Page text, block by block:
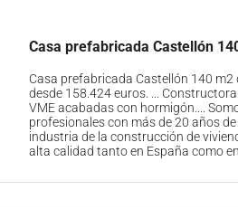
Casa prefabricada Castellón 140 m2
desde 158.424 euros. ...
VME acabadas con hormigón....
profesionales con más de 20 años
industria de la construcción de
alta calidad tanto en España como